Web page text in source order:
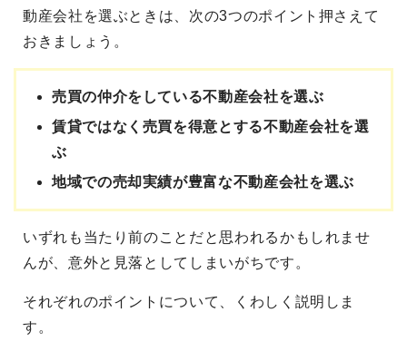
動産会社を選ぶときは、次の3つのポイント押さえて
おきましょう。
売買の仲介をしている不動産会社を選ぶ
賃貸ではなく売買を得意とする不動産会社を選
ぶ
地域での売却実績が豊富な不動産会社を選ぶ
いずれも当たり前のことだと思われるかもしれませ
んが、意外と見落としてしまいがちです。
それぞれのポイントについて、くわしく説明しま
す。